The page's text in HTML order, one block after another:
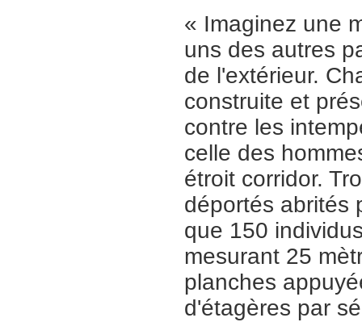
« Imaginez une
uns des autres
de l'extérieur.
construite et
contre les
celle des
étroit corridor.
déportés abrités
que 150
mesurant 25
planches
d'étagères par